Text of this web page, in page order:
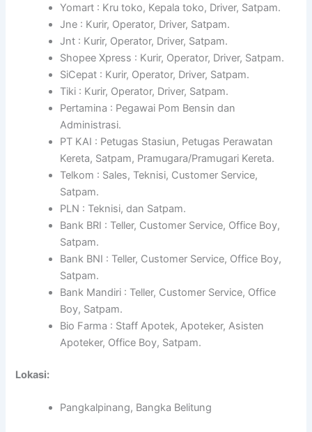
Yomart : Kru toko, Kepala toko, Driver, Satpam.
Jne : Kurir, Operator, Driver, Satpam.
Jnt : Kurir, Operator, Driver, Satpam.
Shopee Xpress : Kurir, Operator, Driver, Satpam.
SiCepat : Kurir, Operator, Driver, Satpam.
Tiki : Kurir, Operator, Driver, Satpam.
Pertamina : Pegawai Pom Bensin dan
Administrasi.
PT KAI : Petugas Stasiun, Petugas Perawatan
Kereta, Satpam, Pramugara/Pramugari Kereta.
Telkom : Sales, Teknisi, Customer Service,
Satpam.
PLN : Teknisi, dan Satpam.
Bank BRI : Teller, Customer Service, Office Boy,
Satpam.
Bank BNI : Teller, Customer Service, Office Boy,
Satpam.
Bank Mandiri : Teller, Customer Service, Office
Boy, Satpam.
Bio Farma : Staff Apotek, Apoteker, Asisten
Apoteker, Office Boy, Satpam.
Lokasi:
Pangkalpinang, Bangka Belitung